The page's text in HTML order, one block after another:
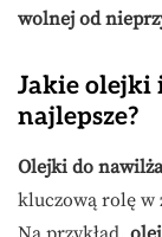
wolnej od
Jakie olejki
najlepsze?
Olejki do
kluczową rolę w